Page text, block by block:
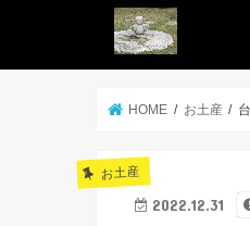
HOME お土産
お土産
2022.12.31